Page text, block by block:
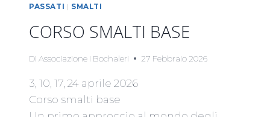
PASSATI | SMALTI
CORSO SMALTI BASE
Di Associazione I Bochaleri 27 Febbraio 2026
3, 10, 17, 24 aprile 2026
Corso smalti base